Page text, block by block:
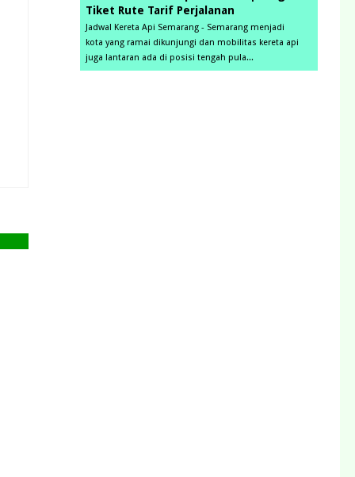
Tiket Rute Tarif Perjalanan
Jadwal Kereta Api Semarang - Semarang menjadi
kota yang ramai dikunjungi dan mobilitas kereta api
juga lantaran ada di posisi tengah pula...